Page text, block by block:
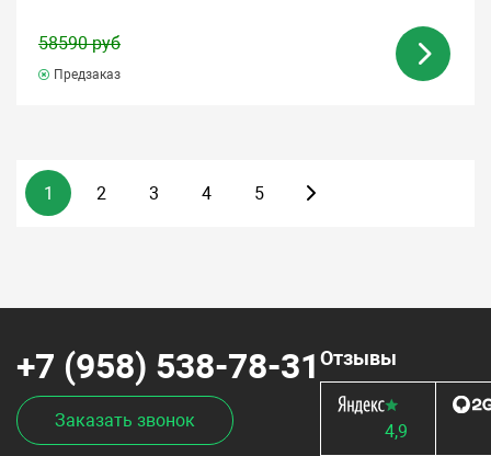
58590 руб
Предзаказ
1 2 3 4 5
+7 (958) 538-78-31
Заказать звонок
Отзывы
4,9